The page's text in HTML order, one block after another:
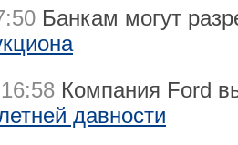
Банкам могут
Компания Ford
давности